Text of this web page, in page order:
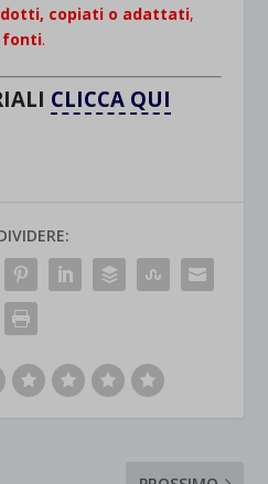
copiati o adattati,
fonti.
CLICCA QUI